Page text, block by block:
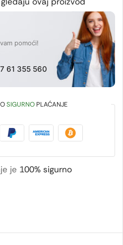
pomoći!
61 355 560
SIGURNOPLAĆANJE
je 100% sigurno